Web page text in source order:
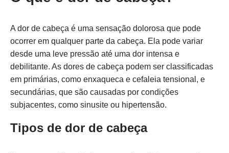
A dor de cabeça é uma sensação dolorosa que pode
ocorrer em qualquer parte da cabeça. Ela pode variar
desde uma leve pressão até uma dor intensa e
debilitante. As dores de cabeça podem ser classificadas
em primárias, como enxaqueca e cefaleia tensional, e
secundárias, que são causadas por condições
subjacentes, como sinusite ou hipertensão.
Tipos de dor de cabeça